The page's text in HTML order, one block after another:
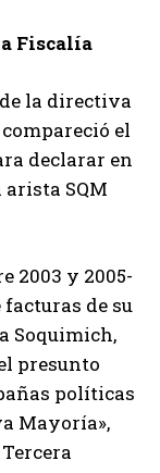
Fiscalía
la directiva
el
declarar en
SQM
2003 y 2005-
de su
Soquimich,
presunto
políticas
Mayoría»,